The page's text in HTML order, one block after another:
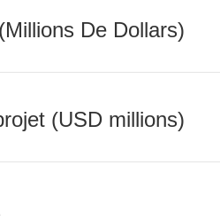
De Dollars)
(USD millions)